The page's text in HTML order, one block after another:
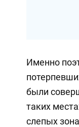
Именно
были
таких
слепых